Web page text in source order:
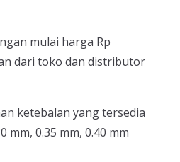
mulai harga Rp
dari toko dan distributor
ketebalan yang tersedia
mm, 0.35 mm, 0.40 mm